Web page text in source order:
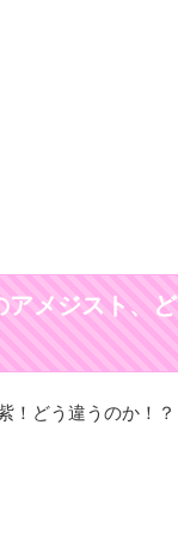
アメジスト、ど
！どう違うのか！？